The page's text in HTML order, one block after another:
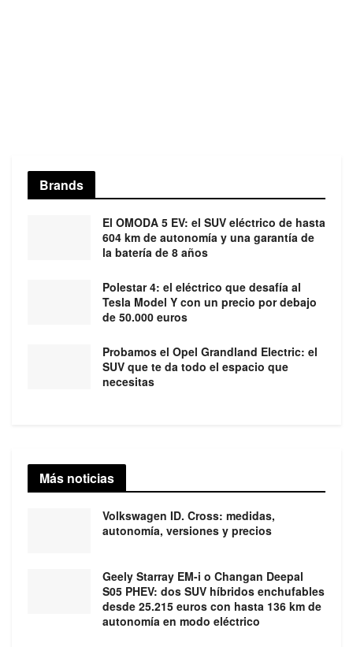
Brands
El OMODA 5 EV: el SUV eléctrico de hasta
604 km de autonomía y una garantía de
la batería de 8 años
Polestar 4: el eléctrico que desafía al
Tesla Model Y con un precio por debajo
de 50.000 euros
Probamos el Opel Grandland Electric: el
SUV que te da todo el espacio que
necesitas
Más noticias
Volkswagen ID. Cross: medidas,
autonomía, versiones y precios
Geely Starray EM-i o Changan Deepal
S05 PHEV: dos SUV híbridos enchufables
desde 25.215 euros con hasta 136 km de
autonomía en modo eléctrico